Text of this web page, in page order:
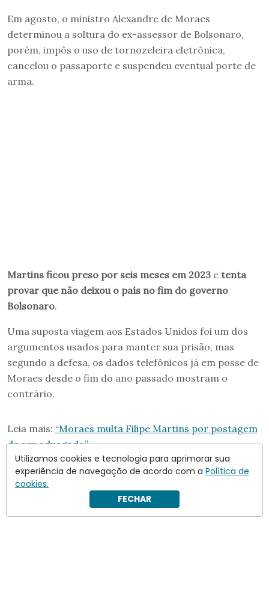
Em agosto, o ministro Alexandre de Moraes
determinou a soltura do ex-assessor de Bolsonaro,
porém, impôs o uso de tornozeleira eletrônica,
cancelou o passaporte e suspendeu eventual porte de
arma.
Martins ficou preso por seis meses em 2023 e tenta
provar que não deixou o país no fim do governo
Bolsonaro.
Uma suposta viagem aos Estados Unidos foi um dos
argumentos usados para manter sua prisão, mas
segundo a defesa, os dados telefônicos já em posse de
Moraes desde o fim do ano passado mostram o
contrário.
Leia mais: “Moraes multa Filipe Martins por postagem
de seu advogado”
Utilizamos cookies e tecnologia para aprimorar sua
experiência de navegação de acordo com a Política de
cookies.
FECHAR